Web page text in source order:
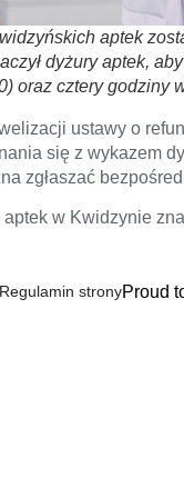
aptek
dyżury aptek,
oraz cztery godziny
ustawy o
się z wykazem
zgłaszać
w Kwidzynie
Regulamin stronyProud